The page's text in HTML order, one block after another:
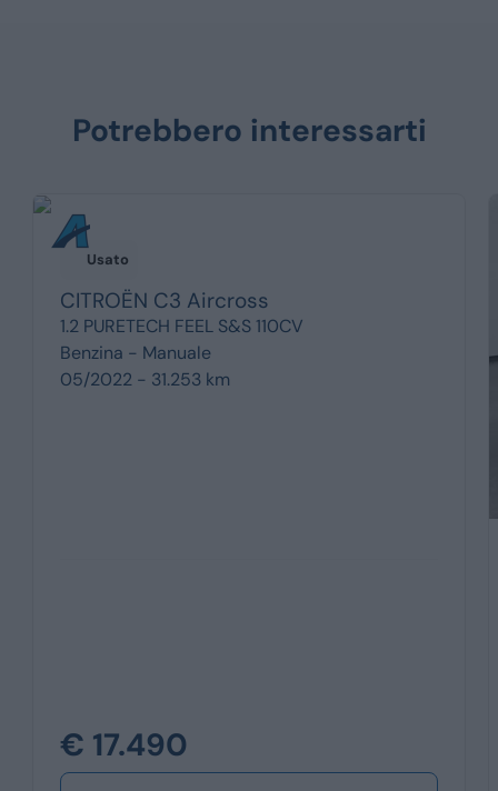
Potrebbero interessarti
Usato
CITROËN C3 Aircross
1.2 PURETECH FEEL S&S 110CV
Benzina - Manuale
05/2022 - 31.253 km
€ 17.490